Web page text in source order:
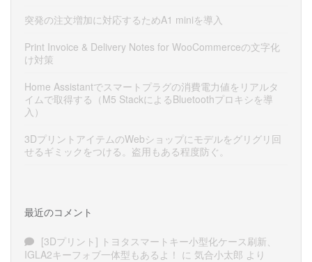
突発の注文増加に対応するためA1 miniを導入
Print Invoice & Delivery Notes for WooCommerceの文字化
け対策
Home Assistantでスマートプラグの消費電力値をリアルタ
イムで取得する（M5 StackによるBluetoothプロキシを導
入）
3DプリントアイテムのWebショップにモデルをグリグリ回
せるギミックをつける。盗用もある程度防ぐ。
最近のコメント
[3Dプリント] トヨタスマートキー小型化ケース刷新、
IGLA2キーフォブ一体型もあるよ！ に 気合小太郎 より